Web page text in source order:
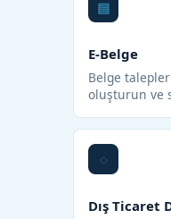
E-Belge
Belge
oluşturun ve
Dış Ticaret